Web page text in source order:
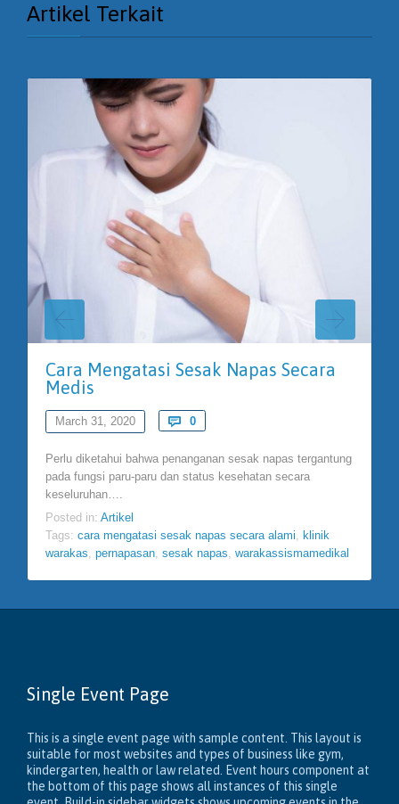
Artikel Terkait
Cara Mengatasi Sesak Napas Secara
Medis
March 31, 2020  0Comments
Perlu diketahui bahwa penanganan sesak napas tergantung
pada fungsi paru-paru dan status kesehatan secara
keseluruhan….
Posted in: Artikel
Tags: cara mengatasi sesak napas secara alami, klinik
warakas, pernapasan, sesak napas, warakassismamedikal
Single Event Page
This is a single event page with sample content. This layout is
suitable for most websites and types of business like gym,
kindergarten, health or law related. Event hours component at
the bottom of this page shows all instances of this single